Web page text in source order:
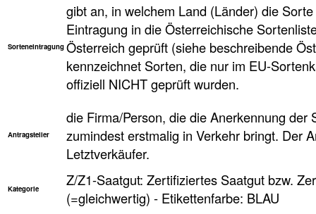
Sorteneintragung
gibt an, in welchem Land (Länder) die
Eintragung in die Österreichische
Österreich geprüft (siehe beschreibende
kennzeichnet Sorten, die nur im EU-
offiziell NICHT geprüft wurden.
Antragsteller
die Firma/Person, die die Anerkennung
zumindest erstmalig in Verkehr bringt. Der
Letztverkäufer.
Kategorie
Z/Z1-Saatgut: Zertifiziertes Saatgut bzw.
(=gleichwertig) - Etikettenfarbe: BLAU